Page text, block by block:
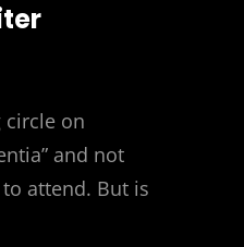
on
and not
attend. But is